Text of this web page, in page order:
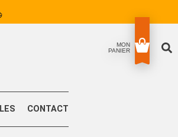
MON
PANIER
CONTACT